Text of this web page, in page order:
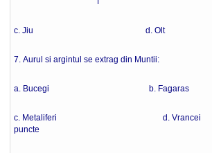
c. Jiu d. Olt 4
7. Aurul si argintul se extrag din Muntii:
a. Bucegi b. Fagaras
c. Metaliferi d.
puncte